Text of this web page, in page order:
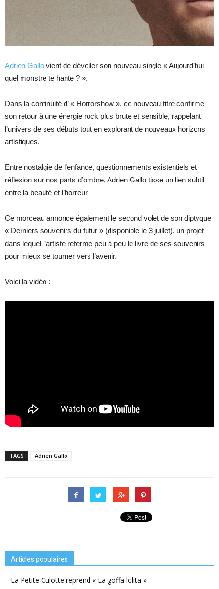
Adrien Gallo vient de dévoiler son nouveau single « Aujourd’hui
quel monstre te hante ? ».
Dans la continuité d’ « Horrorshow », ce nouveau titre confirme
son retour à une énergie rock plus brute et sensible, rappelant
l’univers de ses débuts tout en explorant de nouveaux horizons
artistiques.
Entre nostalgie de l’enfance, questionnements existentiels et
réflexion sur nos parts d’ombre, Adrien Gallo tisse un lien subtil
entre la beauté et l’horreur.
Ce morceau annonce également le second volet de son diptyque
« Derniers souvenirs du futur » (disponible le 3 juillet), un projet
dans lequel l’artiste referme peu à peu le livre de ses souvenirs
pour mieux se tourner vers l’avenir.
Voici la vidéo :
TAGS Adrien Gallo
Articles populaires
La Petite Culotte reprend « La goffa lolita »